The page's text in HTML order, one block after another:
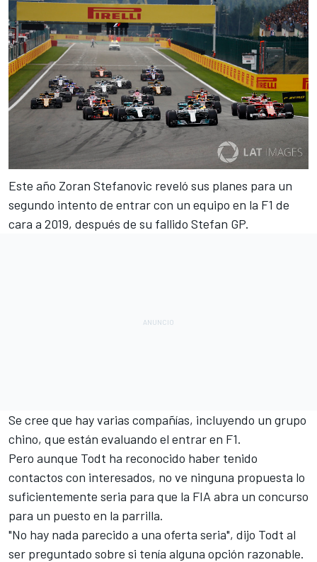
Este año Zoran Stefanovic reveló sus planes para un
segundo intento de entrar con un equipo en la F1 de
cara a 2019, después de su fallido Stefan GP.
Se cree que hay varias compañías, incluyendo un grupo
chino, que están evaluando el entrar en F1.
Pero aunque Todt ha reconocido haber tenido
contactos con interesados, no ve ninguna propuesta lo
suficientemente seria para que la FIA abra un concurso
para un puesto en la parrilla.
"No hay nada parecido a una oferta seria", dijo Todt al
ser preguntado sobre si tenía alguna opción razonable.